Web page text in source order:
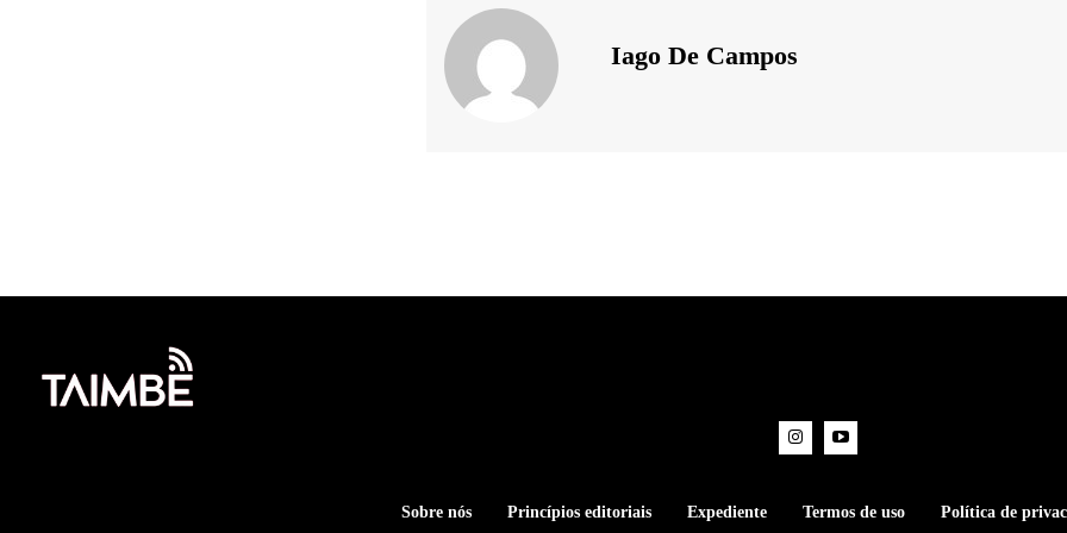
Iago De Campos
Sobre nós Princípios editoriais Expediente Termos de uso Política de